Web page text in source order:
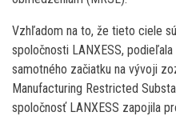
Vzhľadom na to, že tieto ciele
spoločnosti LANXESS,
samotného začiatku na vývoji
Manufacturing Restricted
spoločnosť LANXESS zapojila